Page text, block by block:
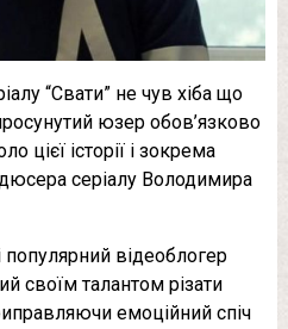
“Свати” не чув хіба що
юзер обов’язково
цієї історії і зокрема
серіалу Володимира
відеоблогер
своїм талантом різати
емоційний спіч